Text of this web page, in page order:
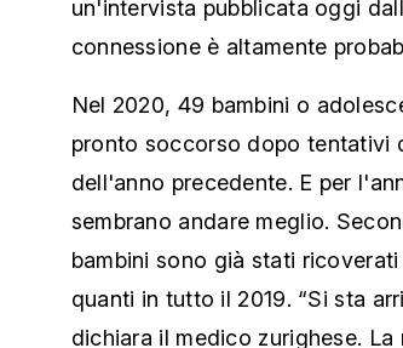
un'intervista pubblicata oggi
connessione è altamente
Nel 2020, 49 bambini o
pronto soccorso dopo tentativi
dell'anno precedente. E per
sembrano andare meglio.
bambini sono già stati
quanti in tutto il 2019. “Si sta
dichiara il medico zurighese.